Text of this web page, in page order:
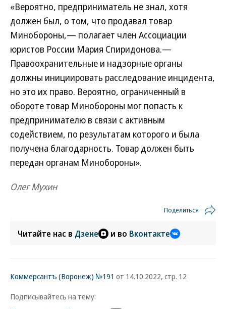
«Вероятно, предприниматель не знал, хотя
должен был, о том, что продавал товар
Минобороны,— полагает член Ассоциации
юристов России Мария Спиридонова.—
Правоохранительные и надзорные органы
должны инициировать расследование инцидента,
но это их право. Вероятно, ограниченный в
обороте товар Минобороны мог попасть к
предпринимателю в связи с активным
содействием, по результатам которого и была
получена благодарность. Товар должен быть
передан органам Минобороны».
Олег Мухин
Поделиться
Читайте нас в Дзене и во Вконтакте
Коммерсантъ (Воронеж) №191 от 14.10.2022, стр. 12
Подписывайтесь на тему: